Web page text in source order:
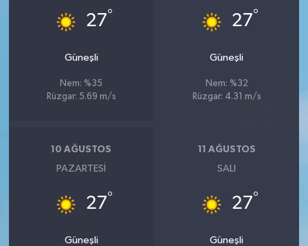
27°
Güneşli
Nem: %35
Rüzgar: 5.69 m/s
27°
Güneşli
Nem: %32
Rüzgar: 4.31 m/s
10 AĞUSTOS
PAZARTESI
27°
Güneşli
11 AĞUSTOS
SALI
27°
Güneşli